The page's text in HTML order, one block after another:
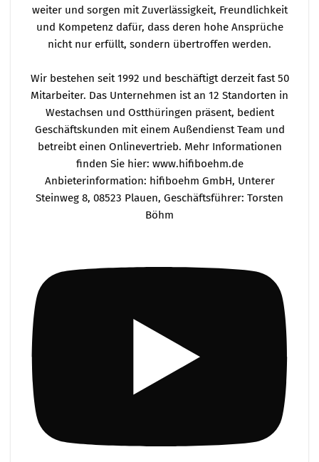
weiter und sorgen mit Zuverlässigkeit, Freundlichkeit
und Kompetenz dafür, dass deren hohe Ansprüche
nicht nur erfüllt, sondern übertroffen werden.
Wir bestehen seit 1992 und beschäftigt derzeit fast 50
Mitarbeiter. Das Unternehmen ist an 12 Standorten in
Westachsen und Ostthüringen präsent, bedient
Geschäftskunden mit einem Außendienst Team und
betreibt einen Onlinevertrieb. Mehr Informationen
finden Sie hier: www.hifiboehm.de
Anbieterinformation: hifiboehm GmbH, Unterer
Steinweg 8, 08523 Plauen, Geschäftsführer: Torsten
Böhm